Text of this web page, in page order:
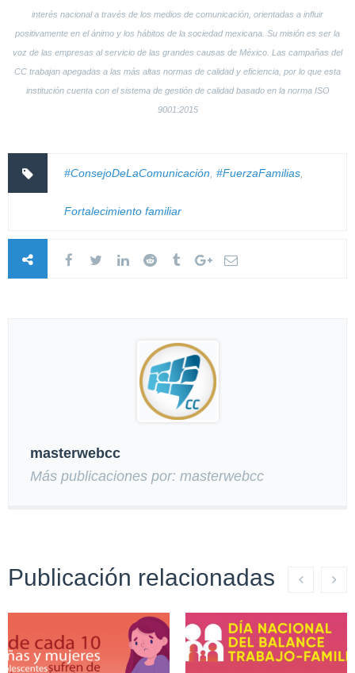
interés nacional a través de los medios de comunicación, orientadas a influir
positivamente en el ánimo y los hábitos de la sociedad mexicana. Su misión es ser la
voz de las empresas al servicio de las grandes causas de México. Las campañas del
CC trabajan apegadas a las más altas normas de calidad y eficiencia, por lo que esta
institución cuenta con el sistema de gestión de calidad basado en la norma ISO
9001:2015
#ConsejoDeLaComunicación #FuerzaFamilias
Fortalecimiento familiar
masterwebcc
Más publicaciones por: masterwebcc
Publicación relacionadas